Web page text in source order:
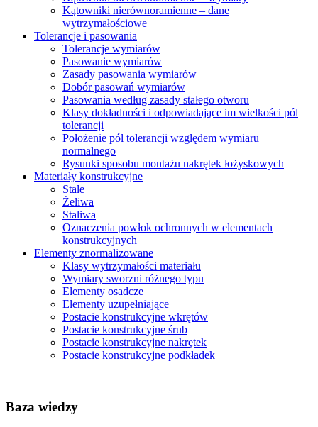
Kątowniki nierównoramienne – dane
wytrzymałościowe
Tolerancje i pasowania
Tolerancje wymiarów
Pasowanie wymiarów
Zasady pasowania wymiarów
Dobór pasowań wymiarów
Pasowania według zasady stałego otworu
Klasy dokładności i odpowiadające im wielkości pól
tolerancji
Położenie pól tolerancji względem wymiaru
normalnego
Rysunki sposobu montażu nakrętek łożyskowych
Materiały konstrukcyjne
Stale
Żeliwa
Staliwa
Oznaczenia powłok ochronnych w elementach
konstrukcyjnych
Elementy znormalizowane
Klasy wytrzymałości materiału
Wymiary sworzni różnego typu
Elementy osadcze
Elementy uzupełniające
Postacie konstrukcyjne wkrętów
Postacie konstrukcyjne śrub
Postacie konstrukcyjne nakrętek
Postacie konstrukcyjne podkładek
Baza wiedzy